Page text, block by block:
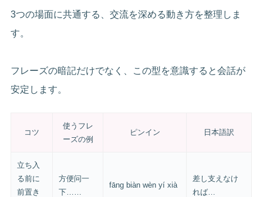
3つの場面に共通する、交流を深める動き方を整理しま
す。
フレーズの暗記だけでなく、この型を意識すると会話が
安定します。
コツ
使うフレ
ーズの例
ピンイン 日本語訳
立ち入
る前に
前置き
方便问一
下……
fāng biàn wèn yí xià
差し支えなけ
れば…